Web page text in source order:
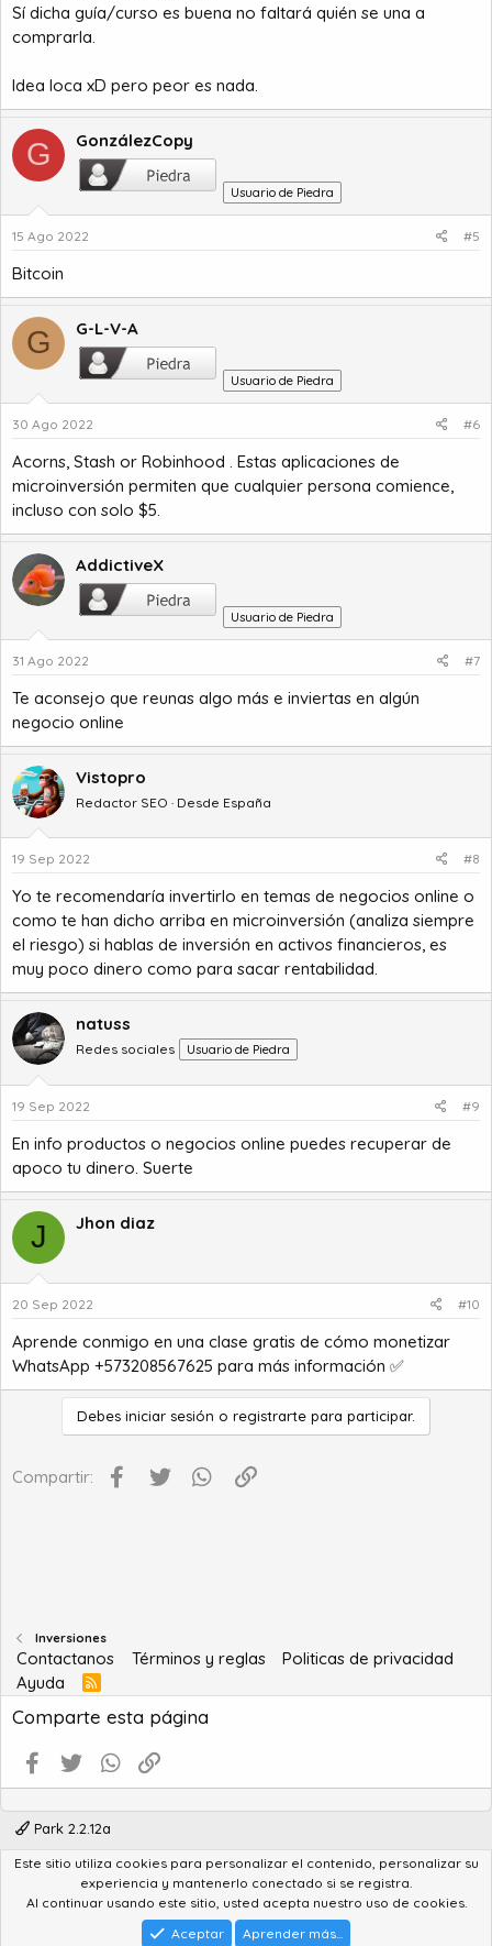
Sí dicha guía/curso es buena no faltará quién se una a
comprarla.
Idea loca xD pero peor es nada.
G GonzálezCopy
Usuario de Piedra
15 Ago 2022 #5
Bitcoin
G G-L-V-A
Usuario de Piedra
30 Ago 2022 #6
Acorns, Stash or Robinhood . Estas aplicaciones de
microinversión permiten que cualquier persona comience,
incluso con solo $5.
AddictiveX
Usuario de Piedra
31 Ago 2022 #7
Te aconsejo que reunas algo más e inviertas en algún
negocio online
Vistopro
Redactor SEO · Desde España
19 Sep 2022 #8
Yo te recomendaría invertirlo en temas de negocios online o
como te han dicho arriba en microinversión (analiza siempre
el riesgo) si hablas de inversión en activos financieros, es
muy poco dinero como para sacar rentabilidad.
natuss
Redes sociales Usuario de Piedra
19 Sep 2022 #9
En info productos o negocios online puedes recuperar de
apoco tu dinero. Suerte
J Jhon diaz
20 Sep 2022 #10
Aprende conmigo en una clase gratis de cómo monetizar
WhatsApp +573208567625 para más información ✅
Debes iniciar sesión o registrarte para participar.
Compartir: Facebook
Twitter WhatsApp
Inversiones
Contactanos Términos y reglas
Politicas de privacidad
Ayuda
R
S
S
Comparte esta página
Facebook
Twitter WhatsApp
Park 2.2.12a
Community platform by XenForo® © 2010-2022 XenForo Ltd.
Advanced Forum Stats by AddonFlare - Premium XF2 Addons
Feedback SystembyXenCentral.com
StylesFactory.pl
Este sitio utiliza cookies para personalizar el contenido, personalizar su
experiencia y mantenerlo conectado si se registra.
Al continuar usando este sitio, usted acepta nuestro uso de cookies.
Aceptar
Aprender más...